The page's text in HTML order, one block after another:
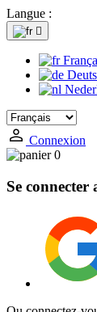
Langue :

Connexion
0
Se connecter